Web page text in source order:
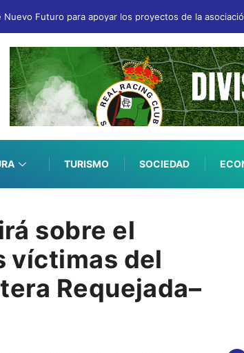
Futuro para apoyar los proyectos de la
TURISMO SOCIEDAD
sobre el
víctimas del
Requejada–